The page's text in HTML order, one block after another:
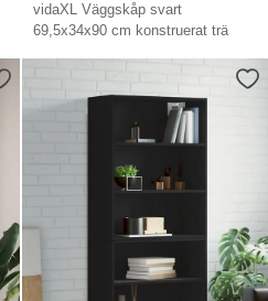
vidaXL Väggskåp svart
69,5x34x90 cm konstruerat trä